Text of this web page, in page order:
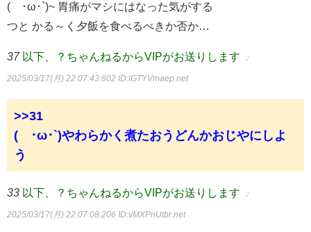
(´･ω･`)~ 胃痛がマシにはなった気がする
つと かる～く夕飯を食べるべきか否か…
37 以下、？ちゃんねるからVIPがお送りします ：
2025/03/17(月) 22:07:43.602 ID:tGTYVmaep.net
>>31
(´･ω･`)やわらかく煮たおうどんかおじやにしよ
う
33 以下、？ちゃんねるからVIPがお送りします ：
2025/03/17(月) 22:07:08.206 ID:vMXPnUtbr.net